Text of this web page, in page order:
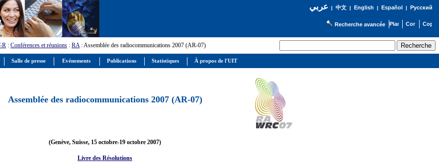
عربي| 中文| English | Español | Русский
Recherche avancée
R : Conférences et réunions : RA: Assemblée des radiocommunications 2007 (AR-07)
Assemblée des radiocommunications 2007 (AR-07)
(Genève, Suisse, 15 octobre-19 octobre 2007)
Livre des Résolutions
Salle de presse Evénements Publications Statistiques À propos de l'UIT